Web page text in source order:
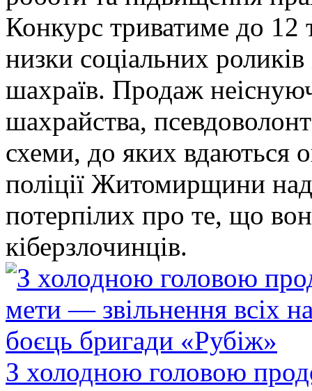
Конкурс триватиме до 12
низки соціальних
шахраїв. Продаж
шахрайства,
схеми, до яких
поліції Житомирщини
потерпілих про те, що
кіберзлочинців.
З холодною головою